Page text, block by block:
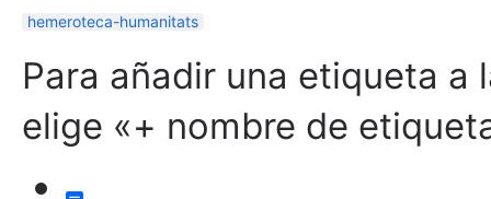
hemeroteca-humanitats
Para añadir una etiqueta a
elige «+ nombre de